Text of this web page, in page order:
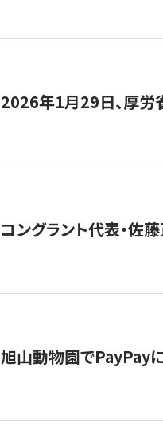
2026年1月29日、厚労
コングラント代表・佐
旭山動物園でPayPay